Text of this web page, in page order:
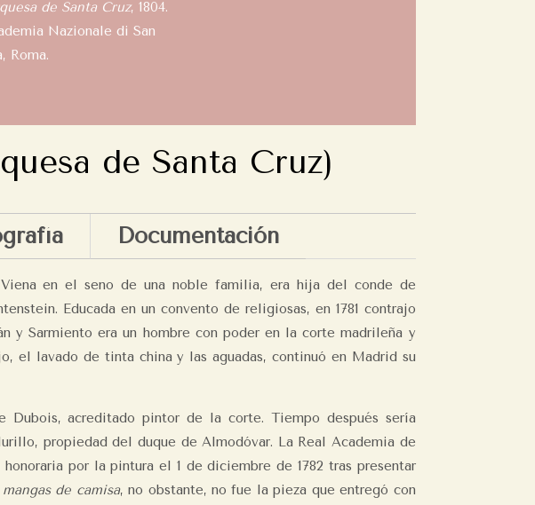
de Santa Cruz, 1804.
Nazionale di San
Roma.
de Santa Cruz)
Documentación
en el seno de una noble familia, era hija del conde de
Educada en un convento de religiosas, en 1781 contrajo
y Sarmiento era un hombre con poder en la corte madrileña y
el lavado de tinta china y las aguadas, continuó en Madrid su
acreditado pintor de la corte. Tiempo después sería
propiedad del duque de Almodóvar. La Real Academia de
por la pintura el 1 de diciembre de 1782 tras presentar
de camisa, no obstante, no fue la pieza que entregó con